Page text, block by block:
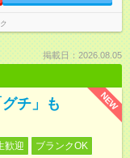
掲載日：2026.08.05
NEW
チ」も
歓迎 ブランクOK